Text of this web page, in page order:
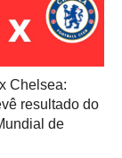
Chelsea:
resultado do
de